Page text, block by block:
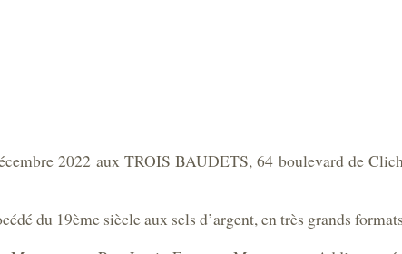
2022 aux TROIS BAUDETS, 64 boulevard de
du 19ème siècle aux sels d’argent, en très grands